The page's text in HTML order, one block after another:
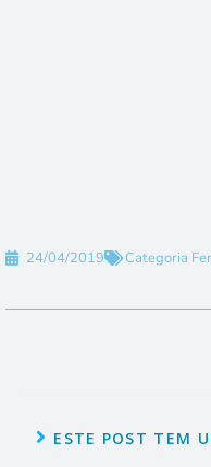
24/04/2019 Categoria
ESTE POST TEM